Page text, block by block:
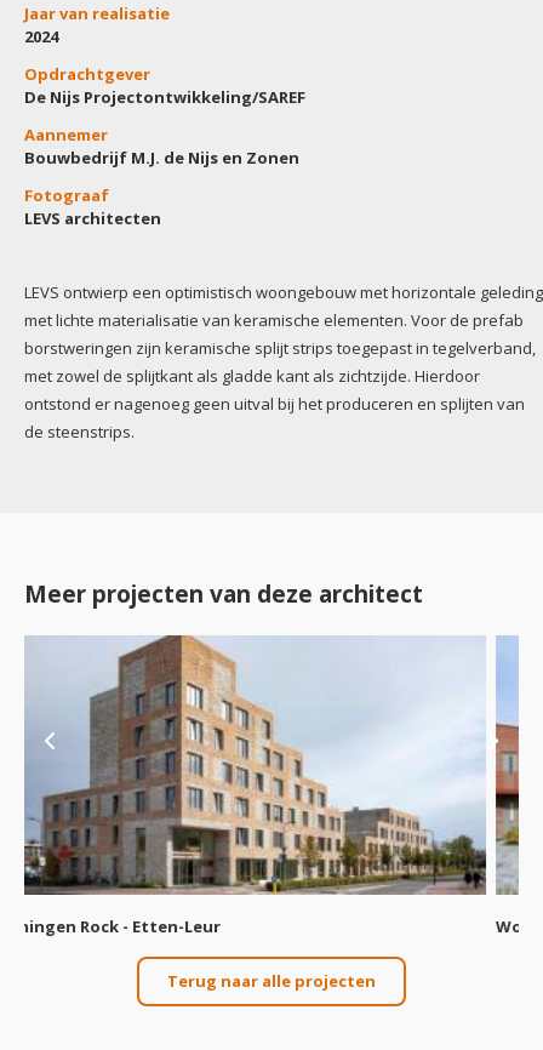
Jaar van realisatie
2024
Opdrachtgever
De Nijs Projectontwikkeling/SAREF
Aannemer
Bouwbedrijf M.J. de Nijs en Zonen
Fotograaf
LEVS architecten
Body
LEVS ontwierp een optimistisch woongebouw met horizontale geleding
met lichte materialisatie van keramische elementen. Voor de prefab
borstweringen zijn keramische splijt strips toegepast in tegelverband,
met zowel de splijtkant als gladde kant als zichtzijde. Hierdoor
ontstond er nagenoeg geen uitval bij het produceren en splijten van
de steenstrips.
Meer projecten van deze architect
Woningen Kroon - Etten-Leur
Woningbouw
Terug naar alle projecten